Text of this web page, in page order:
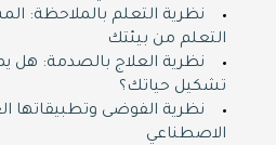
نظرية التعلم بالملاحظة:
التعلم من بيئتك
نظرية العلاج بالصدمة: هل
تشكيل حياتك؟
نظرية الفوضى وتطبيقاتها
الاصطناعي